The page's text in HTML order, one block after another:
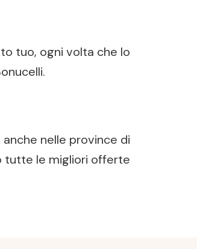
tuo, ogni volta che lo
nelle province di
tutte le migliori offerte